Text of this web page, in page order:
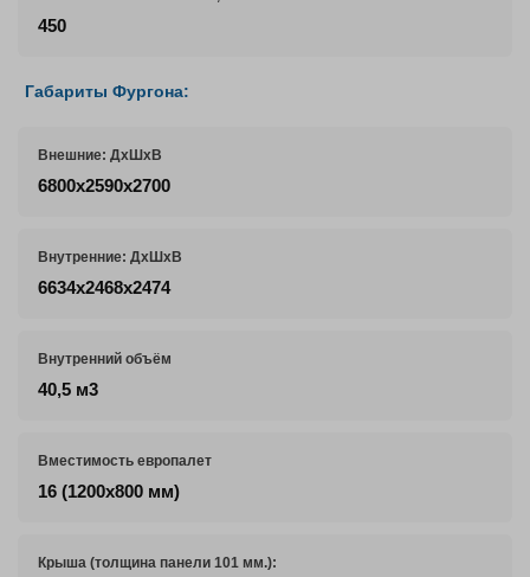
450
Габариты Фургона:
Внешние: ДхШхВ
6800х2590х2700
Внутренние: ДхШхВ
6634х2468х2474
Внутренний объём
40,5 м3
Вместимость европалет
16 (1200х800 мм)
Крыша (толщина панели 101 мм.):